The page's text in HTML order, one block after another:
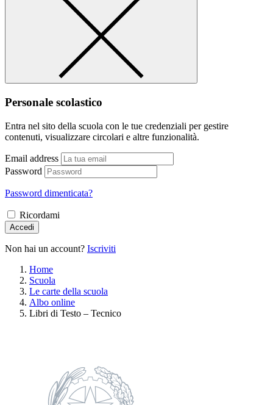
Personale scolastico
Entra nel sito della scuola con le tue credenziali per gestire
contenuti, visualizzare circolari e altre funzionalità.
Email address
Password
Password dimenticata?
Ricordami
Accedi
Non hai un account? Iscriviti
Home
Scuola
Le carte della scuola
Albo online
Libri di Testo – Tecnico